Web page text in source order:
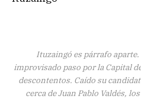
Ituzaingó es párrafo
improvisado paso por la Capital
descontentos. Caído su
cerca de Juan Pablo Valdés,